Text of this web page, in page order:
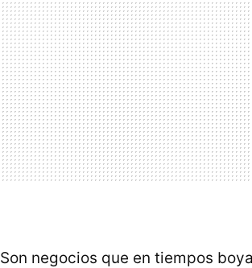
Son negocios que en tiempos